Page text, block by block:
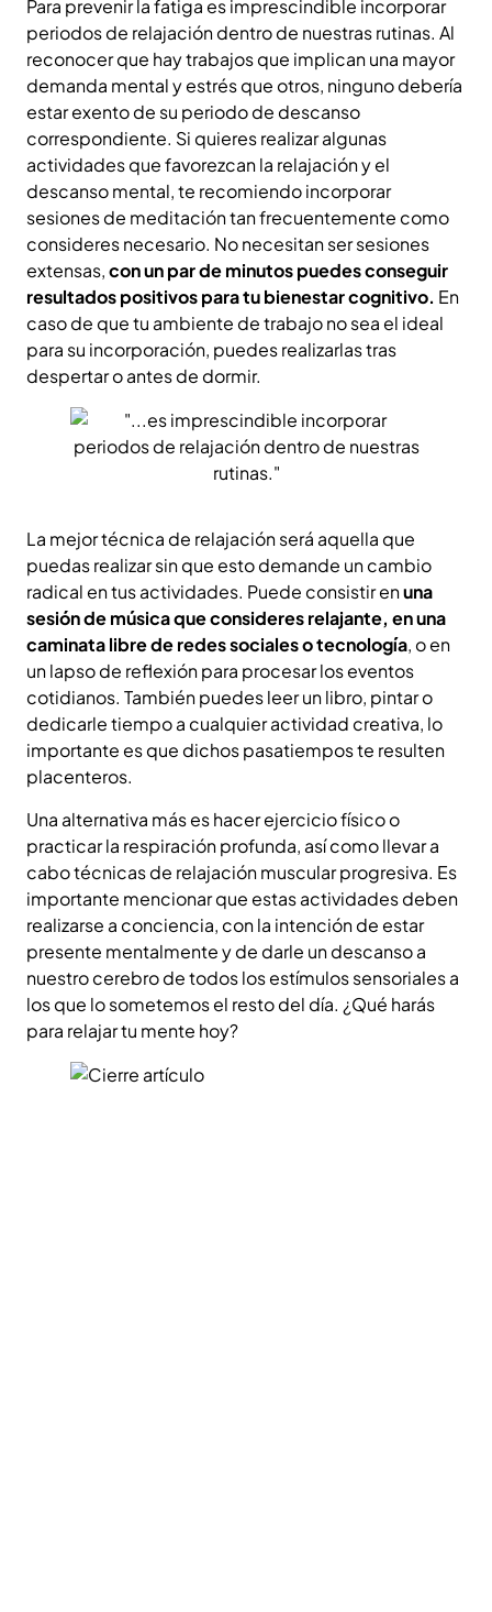
Para prevenir la fatiga es imprescindible incorporar
periodos de relajación dentro de nuestras rutinas. Al
reconocer que hay trabajos que implican una mayor
demanda mental y estrés que otros, ninguno debería
estar exento de su periodo de descanso
correspondiente. Si quieres realizar algunas
actividades que favorezcan la relajación y el
descanso mental, te recomiendo incorporar
sesiones de meditación tan frecuentemente como
consideres necesario. No necesitan ser sesiones
extensas,con un par de minutos puedes conseguir
resultados positivos para tu bienestar cognitivo. En
caso de que tu ambiente de trabajo no sea el ideal
para su incorporación, puedes realizarlas tras
despertar o antes de dormir.
La mejor técnica de relajación será aquella que
puedas realizar sin que esto demande un cambio
radical en tus actividades. Puede consistir enuna
sesión de música que consideres relajante, en una
caminata libre de redes sociales o tecnología, o en
un lapso de reflexión para procesar los eventos
cotidianos. También puedes leer un libro, pintar o
dedicarle tiempo a cualquier actividad creativa, lo
importante es que dichos pasatiempos te resulten
placenteros.
Una alternativa más es hacer ejercicio físico o
practicar la respiración profunda, así como llevar a
cabo técnicas de relajación muscular progresiva. Es
importante mencionar que estas actividades deben
realizarse a conciencia, con la intención de estar
presente mentalmente y de darle un descanso a
nuestro cerebro de todos los estímulos sensoriales a
los que lo sometemos el resto del día. ¿Qué harás
para relajar tu mente hoy?